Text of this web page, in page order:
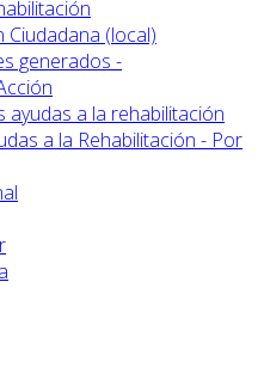
Ciudadana (local)
generados -
ayudas a la rehabilitación
a la Rehabilitación - Por